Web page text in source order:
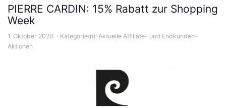
PIERRE CARDIN: 15% Rabatt zur Shopping
Week
1. Oktober 2020 Kategorie(n): Aktuelle Affiliate- und Endkunden-
Aktionen